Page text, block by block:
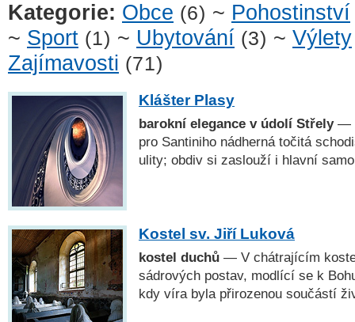
Kategorie: Obce (6) ~ Pohostinství
~ Sport (1) ~ Ubytování (3) ~ Výlety
Zajímavosti (71)
Klášter Plasy
barokní elegance v údolí Střely—
pro Santiniho nádherná točitá
ulity; obdiv si zaslouží i hlavní
Kostel sv. Jiří Luková
kostel duchů — V chátrajícím
sádrových postav, modlící se k
kdy víra byla přirozenou součástí